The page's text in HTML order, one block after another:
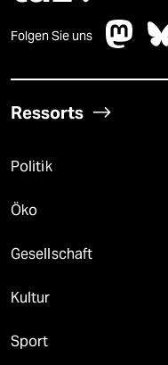
Folgen Sie uns
Ressorts
Politik
Öko
Gesellschaft
Kultur
Sport